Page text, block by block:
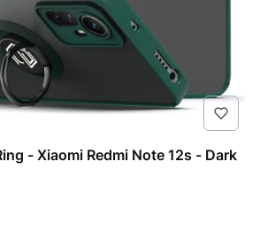
- Xiaomi Redmi Note 12s - Dark